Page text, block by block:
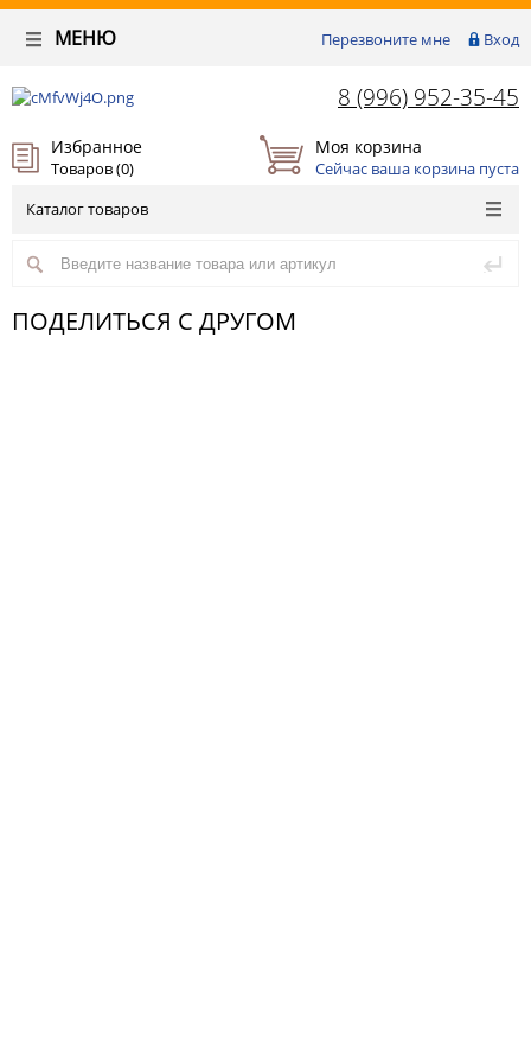
Перезвоните мне Вход
МЕНЮ
8 (996) 952-35-45
Избранное
Товаров (0)
Моя корзина
Сейчас ваша корзина пуста
Каталог товаров
ПОДЕЛИТЬСЯ С ДРУГОМ